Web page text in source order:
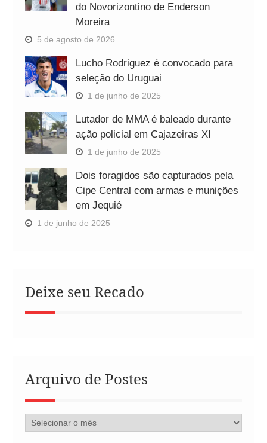
do Novorizontino de Enderson
Moreira
5 de agosto de 2026
Lucho Rodriguez é convocado para
seleção do Uruguai
1 de junho de 2025
Lutador de MMA é baleado durante
ação policial em Cajazeiras XI
1 de junho de 2025
Dois foragidos são capturados pela
Cipe Central com armas e munições
em Jequié
1 de junho de 2025
Deixe seu Recado
Arquivo de Postes
Arquivo
de